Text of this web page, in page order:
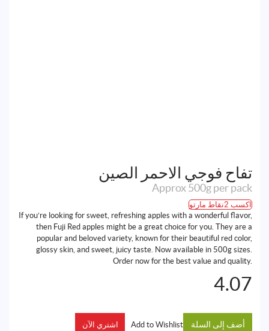
تفاح فوجي الاحمر الصين
Approx 500g per pack
اكسب 2نقاط مارتو
If you’re looking for sweet, refreshing apples with a wonderful flavor,
then Fuji Red apples might be a great choice for you. They are a
popular and beloved variety, known for their beautiful red color,
glossy skin, and sweet, juicy taste. Now available in 500g sizes.
Order now for the best value and quality.
4.07
أضف إلى السلة Add to Wishlist اشتري الآن